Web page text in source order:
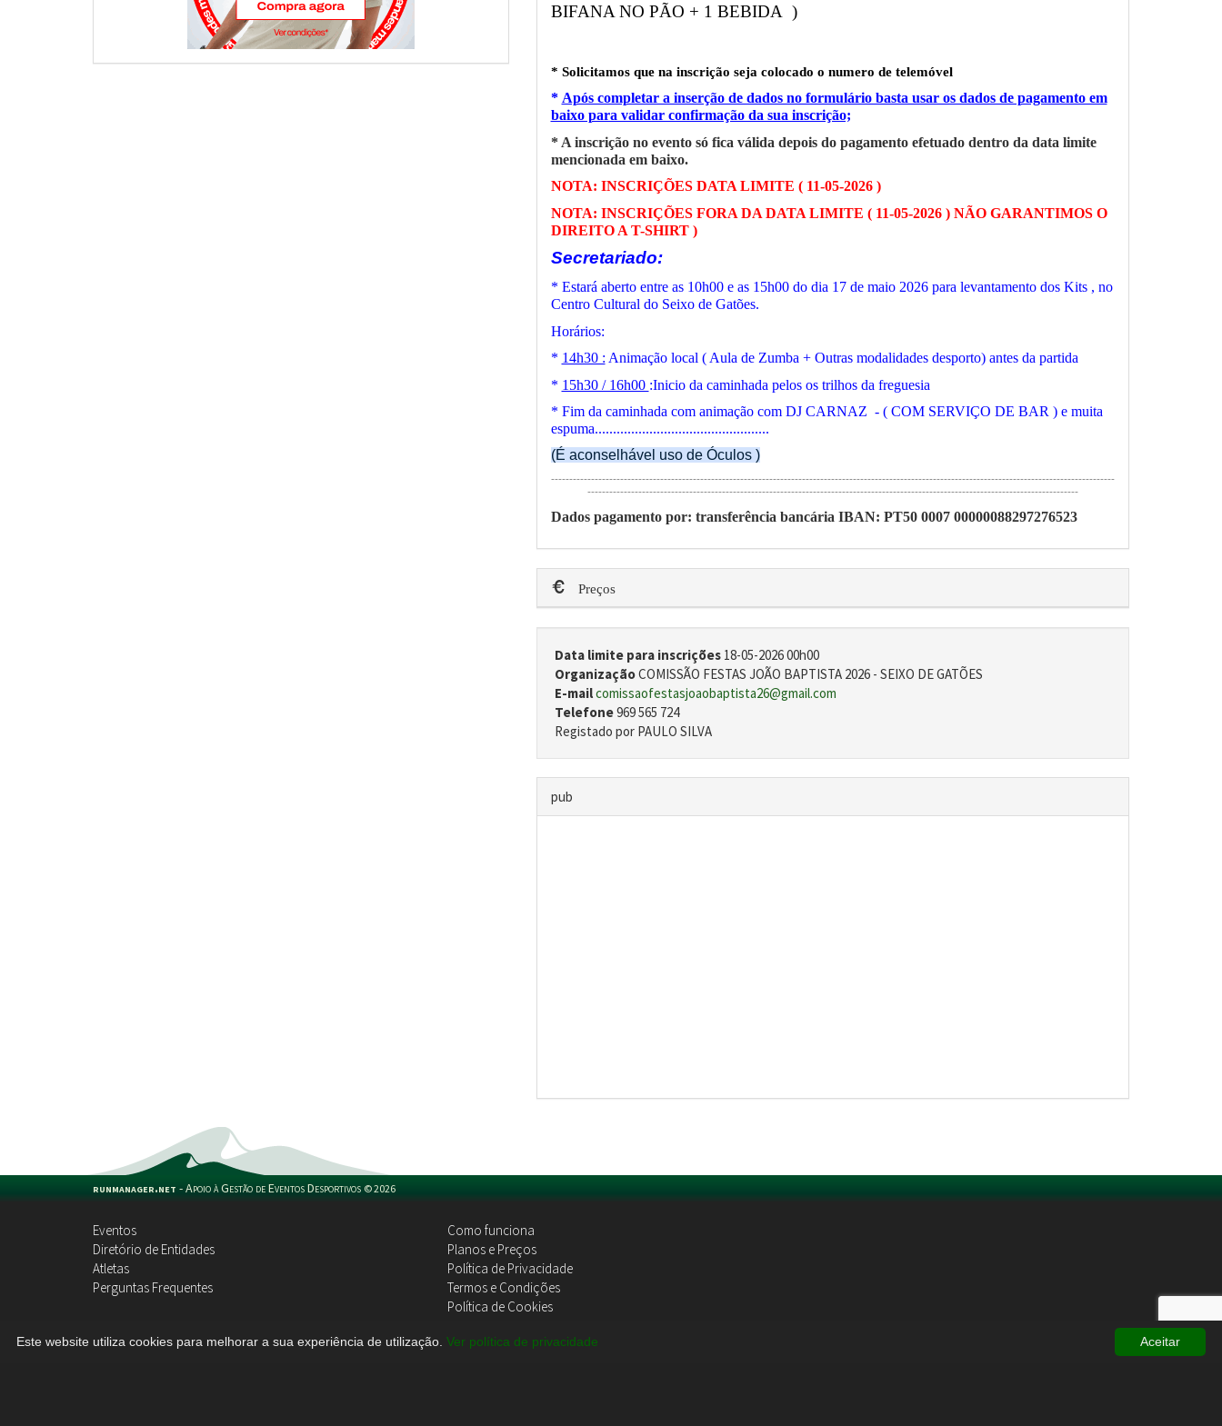
BIFANA NO PÃO + 1 BEBIDA )
* Solicitamos que na inscrição seja colocado o numero de telemóvel
* Após completar a inserção de dados no formulário basta usar os dados de pagamento em
baixo para validar confirmação da sua inscrição;
* A inscrição no evento só fica válida depois do pagamento efetuado dentro da data limite
mencionada em baixo.
NOTA: INSCRIÇÕES DATA LIMITE ( 11-05-2026 )
NOTA: INSCRIÇÕES FORA DA DATA LIMITE ( 11-05-2026 ) NÃO GARANTIMOS O
DIREITO A T-SHIRT )
Secretariado:
* Estará aberto entre as 10h00 e as 15h00 do dia 17 de maio 2026 para levantamento dos Kits , no
Centro Cultural do Seixo de Gatões.
Horários:
* 14h30 : Animação local ( Aula de Zumba + Outras modalidades desporto) antes da partida
* 15h30 / 16h00 :Inicio da caminhada pelos os trilhos da freguesia
* Fim da caminhada com animação com DJ CARNAZ - ( COM SERVIÇO DE BAR ) e muita
espuma................................................
(É aconselhável uso de Óculos )
-----------------------------------------------------------------------------------------------------------------------------------------------------------
---------------------------------------------------------------------------------------------------------------------------------------
Dados pagamento por: transferência bancária IBAN: PT50 0007 00000088297276523
Preços
Data limite para inscrições 18-05-2026 00h00
OrganizaçãoCOMISSÃO FESTAS JOÃO BAPTISTA 2026 - SEIXO DE GATÕES
E-mailcomissaofestasjoaobaptista26@gmail.com
Telefone969 565 724
Registado por PAULO SILVA
pub
runmanager.net -Apoio à Gestão de Eventos Desportivos ©2026
Eventos
Diretório de Entidades
Atletas
Perguntas Frequentes
Como funciona
Planos e Preços
Política de Privacidade
Termos e Condições
Política de Cookies
Aceitar
Este website utiliza cookies para melhorar a sua experiência de utilização. Ver política de privacidade